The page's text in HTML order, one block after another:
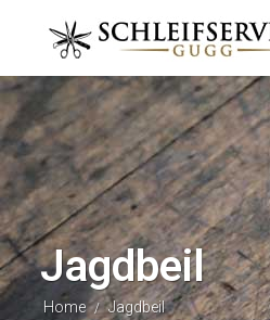
Jagdbeil
Home / Jagdbeil